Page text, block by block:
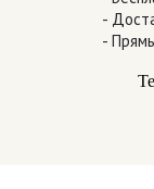
-
-